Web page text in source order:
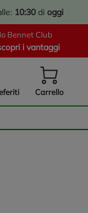
10:30 di oggi
Bennet Club
i vantaggi
Carrello